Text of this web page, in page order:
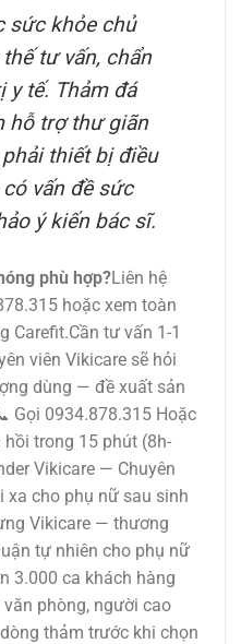
sức khỏe chủ
tư vấn, chẩn
y tế. Thảm đá
hỗ trợ thư giãn
thiết bị điều
vấn đề sức
ý kiến bác sĩ.
phù hợp?Liên hệ
hoặc xem toàn
Carefit.Cần tư vấn 1-1
viên Vikicare sẽ hỏi
dùng — đề xuất sản
Gọi 0934.878.315 Hoặc
trong 15 phút (8h-
Vikicare — Chuyên
xa cho phụ nữ sau sinh
Vikicare — thương
tự nhiên cho phụ nữ
3.000 ca khách hàng
phòng, người cao
thảm trước khi chọn